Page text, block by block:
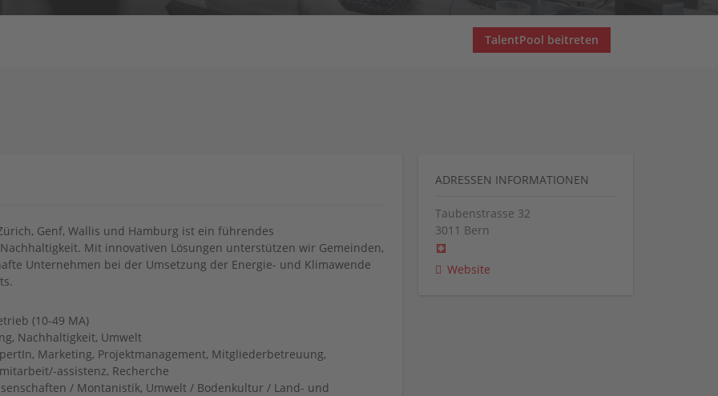
TalentPool beitreten
Genf, Wallis und Hamburg ist ein führendes
Mit innovativen Lösungen unterstützen wir Gemeinden,
Unternehmen bei der Umsetzung der Energie- und Klimawende
(10-49 MA)
Nachhaltigkeit, Umwelt
Marketing, Projektmanagement, Mitgliederbetreuung,
assistenz, Recherche
/ Montanistik, Umwelt / Bodenkultur / Land- und
ADRESSEN INFORMATIONEN
Taubenstrasse 32
3011 Bern
Website